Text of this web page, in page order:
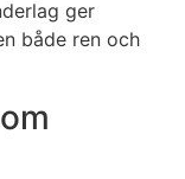
ger
både ren och